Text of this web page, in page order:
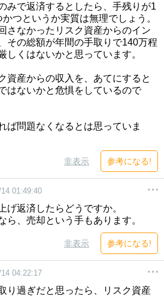
みで返済するとしたら、手残りが1
つというか実質は無理でしょう。
さなかったリスク資産からのイン
その総額が年間の手取りで140万程
しくはないかと思っています。
資産からの収入を、あてにすると
はないかと危惧をしているので
ば問題なくなるとは思っていま
非表示 参考になる!
01:49:40
げ返済したらどうですか。
ら、売却という手もあります。
非表示 参考になる!
04:22:17
り過ぎだと思ったら、リスク資産